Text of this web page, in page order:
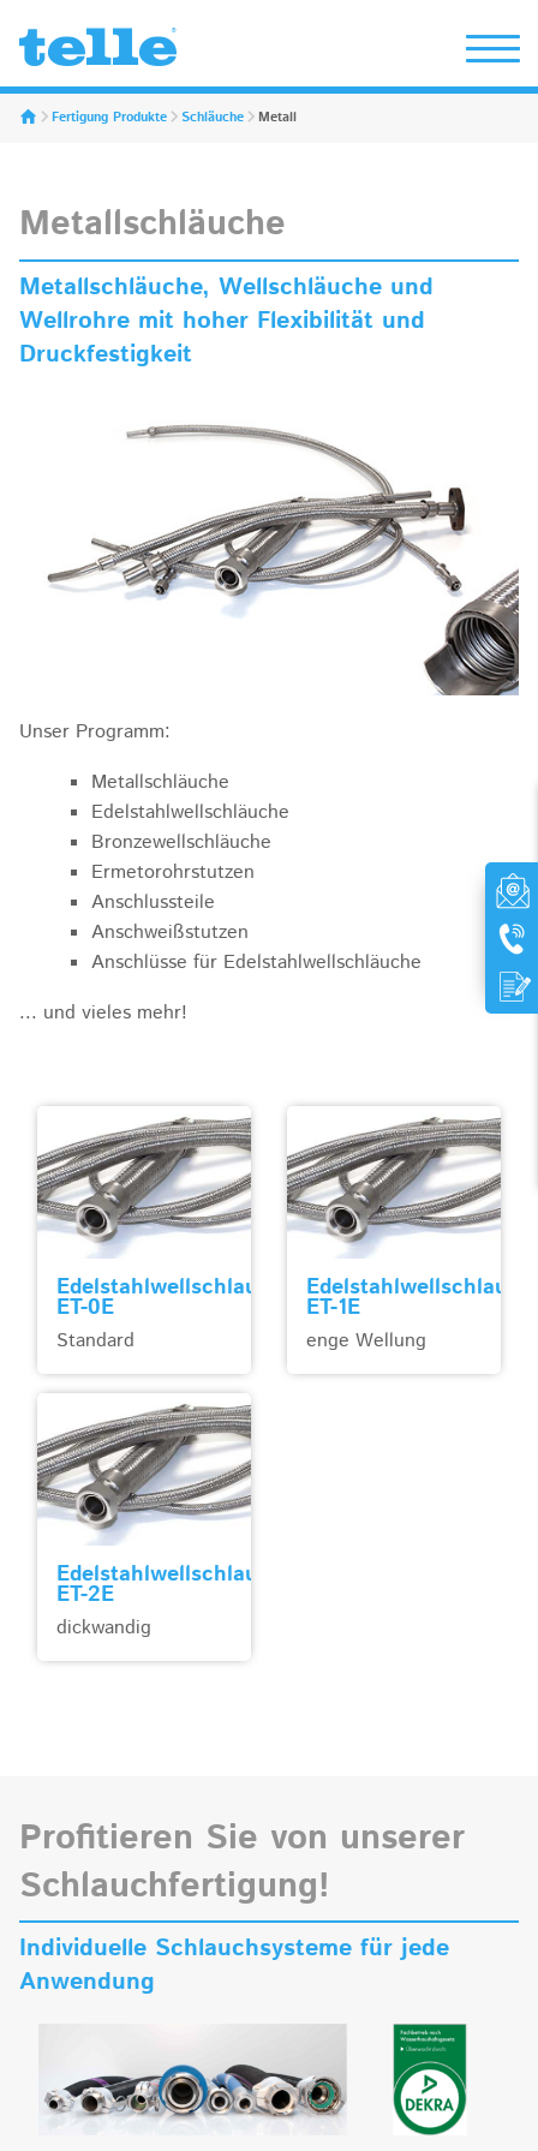
Erwin Telle GmbH
Fertigung Produkte Schläuche Metall
Metallschläuche
Metallschläuche, Wellschläuche und
Wellrohre mit hoher Flexibilität und
Druckfestigkeit
Unser Programm:
Metallschläuche
Edelstahlwellschläuche
Bronzewellschläuche
Ermetorohrstutzen
Anschlussteile
Anschweißstutzen
Anschlüsse für Edelstahlwellschläuche
... und vieles mehr!
Edelstahlwellschlauch
ET-0E
Standard
Edelstahlwellschlauch
ET-1E
enge Wellung
Edelstahlwellschlauch
ET-2E
dickwandig
Profitieren Sie von unserer
Schlauchfertigung!
Individuelle Schlauchsysteme für jede
Anwendung